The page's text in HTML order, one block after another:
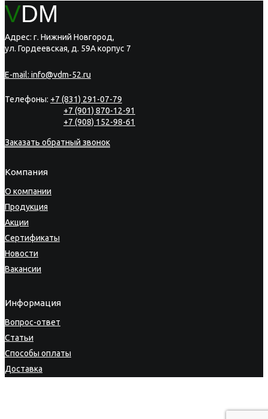
VDM
Адрес: г. Нижний Новгород,
ул. Гордеевская, д. 59А корпус 7
E-mail: info@vdm-52.ru
Телефоны: +7 (831) 291-07-79
+7 (901) 870-12-91
+7 (908) 152-98-61
Заказать обратный звонок
Компания
О компании
Продукция
Акции
Сертификаты
Новости
Вакансии
Информация
Вопрос-ответ
Статьи
Способы оплаты
Доставка